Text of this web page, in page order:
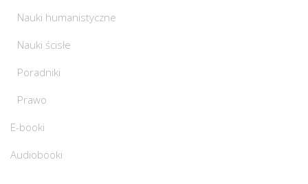
Nauki humanistyczne
Nauki ścisłe
Poradniki
Prawo
E-booki
Audiobooki